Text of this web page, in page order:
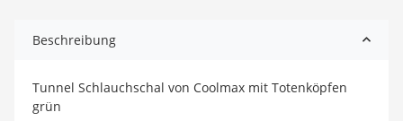
Beschreibung
Tunnel Schlauchschal von Coolmax mit Totenköpfen
grün